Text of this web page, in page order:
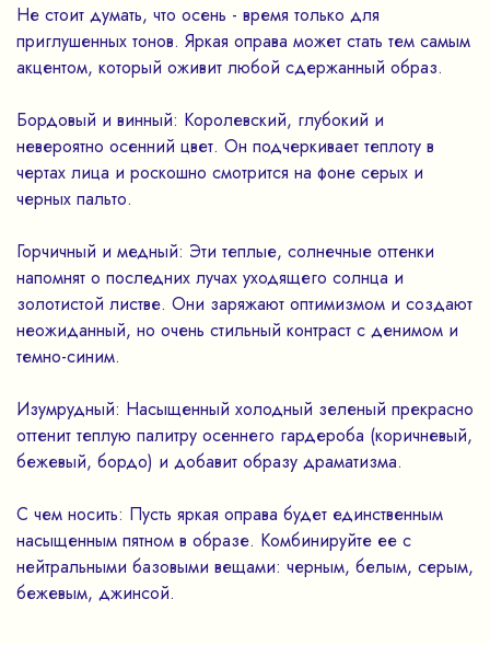
Не стоит думать, что осень - время только для
приглушенных тонов. Яркая оправа может стать тем самым
акцентом, который оживит любой сдержанный образ.
Бордовый и винный: Королевский, глубокий и
невероятно осенний цвет. Он подчеркивает теплоту в
чертах лица и роскошно смотрится на фоне серых и
черных пальто.
Горчичный и медный: Эти теплые, солнечные оттенки
напомнят о последних лучах уходящего солнца и
золотистой листве. Они заряжают оптимизмом и создают
неожиданный, но очень стильный контраст с денимом и
темно-синим.
Изумрудный: Насыщенный холодный зеленый прекрасно
оттенит теплую палитру осеннего гардероба (коричневый,
бежевый, бордо) и добавит образу драматизма.
С чем носить: Пусть яркая оправа будет единственным
насыщенным пятном в образе. Комбинируйте ее с
нейтральными базовыми вещами: черным, белым, серым,
бежевым, джинсой.